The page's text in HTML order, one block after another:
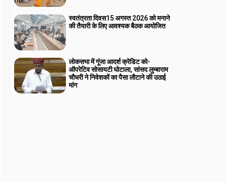
स्वतंत्रता दिवस15 अगस्त 2026 को मनाने
की तैयारी के लिए आवश्यक बैठक आयोजित
लोकसभा में गूंजा आदर्श क्रेडिट को-
ऑपरेटिव सोसायटी घोटाला, सांसद लुम्बाराम
चौधरी ने निवेशकों का पैसा लौटाने की उठाई
मांग